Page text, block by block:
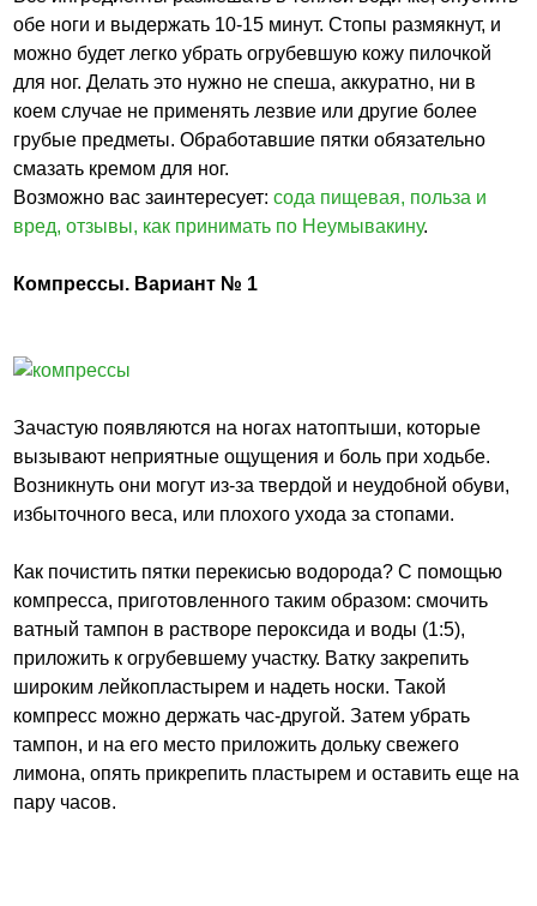
обе ноги и выдержать 10-15 минут. Стопы размякнут, и
можно будет легко убрать огрубевшую кожу пилочкой
для ног. Делать это нужно не спеша, аккуратно, ни в
коем случае не применять лезвие или другие более
грубые предметы. Обработавшие пятки обязательно
смазать кремом для ног.
Возможно вас заинтересует:сода пищевая, польза и
вред, отзывы, как принимать по Неумывакину.
Компрессы. Вариант № 1
Зачастую появляются на ногах натоптыши, которые
вызывают неприятные ощущения и боль при ходьбе.
Возникнуть они могут из-за твердой и неудобной обуви,
избыточного веса, или плохого ухода за стопами.
Как почистить пятки перекисью водорода? С помощью
компресса, приготовленного таким образом: смочить
ватный тампон в растворе пероксида и воды (1:5),
приложить к огрубевшему участку. Ватку закрепить
широким лейкопластырем и надеть носки. Такой
компресс можно держать час-другой. Затем убрать
тампон, и на его место приложить дольку свежего
лимона, опять прикрепить пластырем и оставить еще на
пару часов.